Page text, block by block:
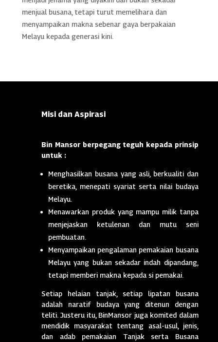
menjual busana, tetapi turut memelihara dan
menyampaikan makna sebenar gaya berpakaian
Melayu kepada generasi kini.
Misi dan Aspirasi
Bin Mansor berpegang teguh kepada prinsip
untuk :
Menghasilkan busana yang asli, berkualiti dan
beretika, menepati syariat serta nilai budaya
Melayu.
Menawarkan produk yang mampu milik tanpa
menjejaskan ketulenan dan mutu seni
pembuatan.
Menyampaikan pengalaman pemakaian busana
Melayu yang bukan sekadar indah dipandang,
tetapi memberi makna kepada si pemakai.
Setiap helaian tanjak, setiap lipatan busana
adalah naratif budaya yang ditenun dengan
teliti. Justeru itu, BinMansor juga komited dalam
mendidik masyarakat tentang asal-usul, jenis,
dan adab pemakaian Tanjak serta Busana